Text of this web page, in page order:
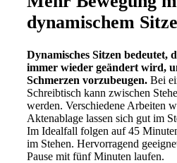
dynamischem
Dynamisches Sitzen bedeutet,
immer wieder geändert wird,
Schmerzen vorzubeugen. Bei
Schreibtisch kann zwischen
werden. Verschiedene Arbeiten
Aktenablage lassen sich gut im
Im Idealfall folgen auf 45
im Stehen. Hervorragend
Pause mit fünf Minuten laufen.